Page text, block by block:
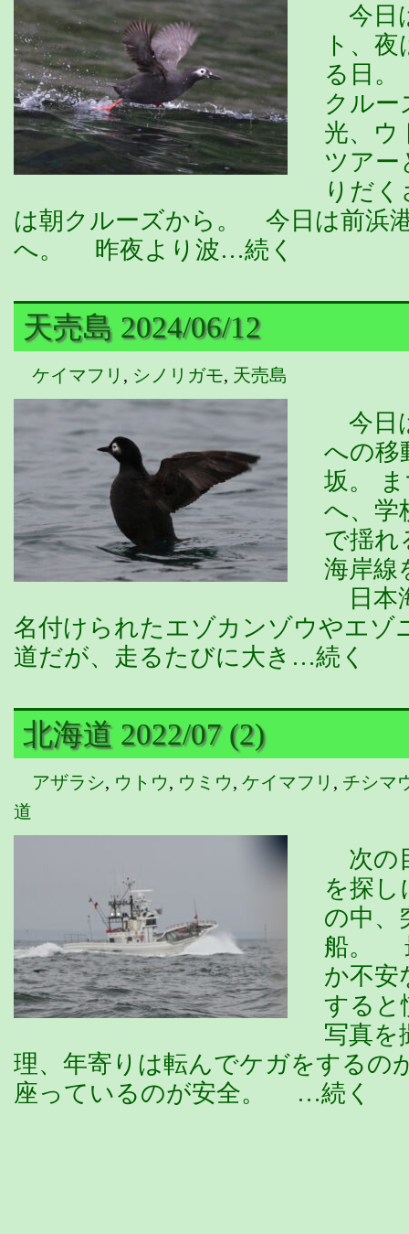
今日
ト、
る日
クルー
光、ウ
ツアー
りだ
は朝クルーズから。 今日は前浜
へ。 昨夜より波…続く
天売島 2024/06/12
ケイマフリ , シノリガモ, 天売島
今日
への移
坂。
へ、学
で揺れ
海岸線
日本
名付けられたエゾカンゾウやエゾ
道だが、走るたびに大き…続く
北海道 2022/07 (2)
アザラシ, ウトウ, ウミウ, ケイマフリ , チシマ
道
次の
を探
の中、
船。
か不安
すると
写真を
理、年寄りは転んでケガをするの
座っているのが安全。 …続く